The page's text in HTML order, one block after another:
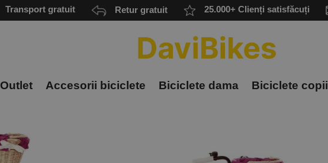
Transport gratuit Retur gratuit 25.000+ Clienți satisfăcuți
Outlet Accesorii biciclete Biciclete dama Biciclete copii